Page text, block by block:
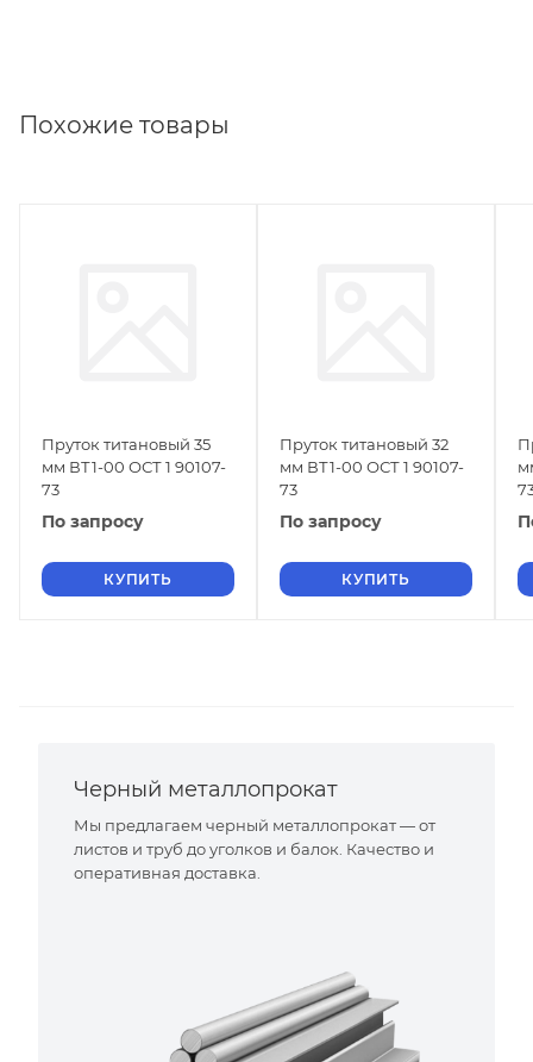
Похожие товары
Пруток титановый 35
мм ВТ1-00 ОСТ 1 90107-
73
По запросу
КУПИТЬ
Пруток титановый 32
мм ВТ1-00 ОСТ 1 90107-
73
По запросу
КУПИТЬ
Черный металлопрокат
Мы предлагаем черный металлопрокат — от
листов и труб до уголков и балок. Качество и
оперативная доставка.